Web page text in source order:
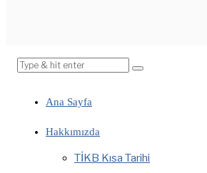
Ana Sayfa
Hakkımızda
TİKB Kısa Tarihi